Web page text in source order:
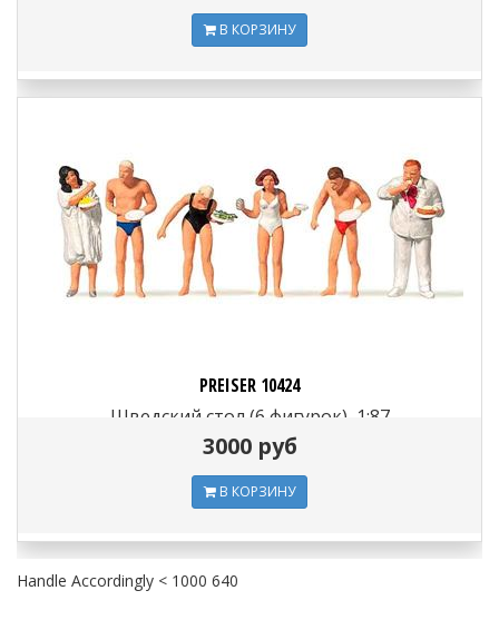
В КОРЗИНУ
PREISER 10424
Шведский стол (6 фигурок), 1:87
3000 руб
В КОРЗИНУ
Handle Accordingly < 1000 640